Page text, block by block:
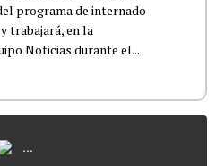
programa de internado
trabajará, en la
Noticias durante el...
...